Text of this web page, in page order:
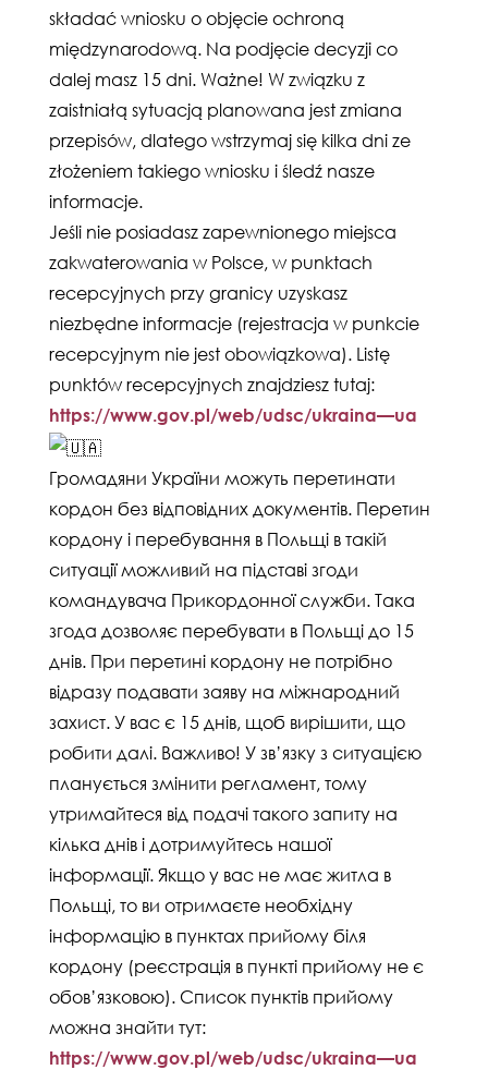
składać wniosku o objęcie ochroną
międzynarodową. Na podjęcie decyzji co
dalej masz 15 dni. Ważne! W związku z
zaistniałą sytuacją planowana jest zmiana
przepisów, dlatego wstrzymaj się kilka dni ze
złożeniem takiego wniosku i śledź nasze
informacje.
Jeśli nie posiadasz zapewnionego miejsca
zakwaterowania w Polsce, w punktach
recepcyjnych przy granicy uzyskasz
niezbędne informacje (rejestracja w punkcie
recepcyjnym nie jest obowiązkowa). Listę
punktów recepcyjnych znajdziesz tutaj:
https://www.gov.pl/web/udsc/ukraina—ua
Громадяни України можуть перетинати
кордон без відповідних документів. Перетин
кордону і перебування в Польщі в такій
ситуації можливий на підставі згоди
командувача Прикордонної служби. Така
згода дозволяє перебувати в Польщі до 15
днів. При перетині кордону не потрібно
відразу подавати заяву на міжнародний
захист. У вас є 15 днів, щоб вирішити, що
робити далі. Важливо! У зв’язку з ситуацією
планується змінити регламент, тому
утримайтеся від подачі такого запиту на
кілька днів і дотримуйтесь нашої
інформації. Якщо у вас не має житла в
Польщі, то ви отримаєте необхідну
інформацію в пунктах прийому біля
кордону (реєстрація в пункті прийому не є
обов’язковою). Список пунктів прийому
можна знайти тут:
https://www.gov.pl/web/udsc/ukraina—ua